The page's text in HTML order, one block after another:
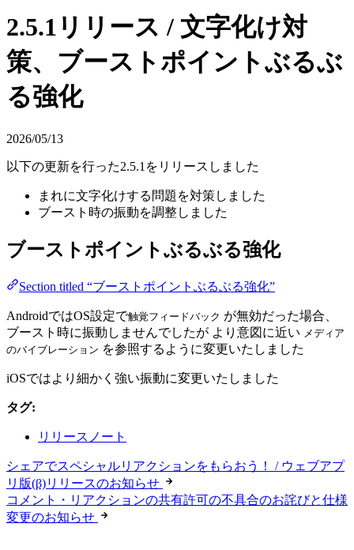
2.5.1リリース / 文字化け対
策、ブーストポイントぶるぶ
る強化
2026/05/13
以下の更新を行った2.5.1をリリースしました
まれに文字化けする問題を対策しました
ブースト時の振動を調整しました
ブーストポイントぶるぶる強化
Section titled “ブーストポイントぶるぶる強化”
AndroidではOS設定で触覚フィードバック が無効だった場合、
ブースト時に振動しませんでしたが より意図に近い メディア
のバイブレーション を参照するように変更いたしました
iOSではより細かく強い振動に変更いたしました
タグ:
リリースノート
シェアでスペシャルリアクションをもらおう！ / ウェブアプ
リ版(β)リリースのお知らせ
コメント・リアクションの共有許可の不具合のお詫びと仕様
変更のお知らせ